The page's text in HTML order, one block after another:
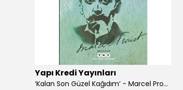
Yapı Kredi Yayınları
‘Kalan Son Güzel Kağıdım’ - Marcel Proust